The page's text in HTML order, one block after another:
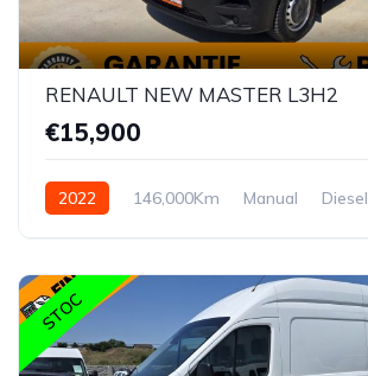
RENAULT NEW MASTER L3H2
€15,900
2022 146,000Km Manual Diesel
STOC